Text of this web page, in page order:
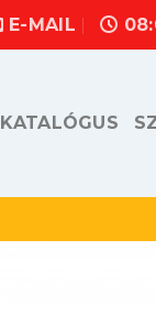
E-MAIL
KATALÓGUS